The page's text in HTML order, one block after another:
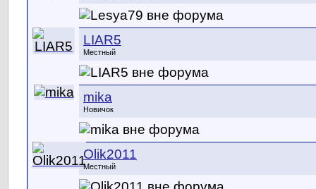
LIAR5
Местный
mika
Новичок
Olik2011
Местный